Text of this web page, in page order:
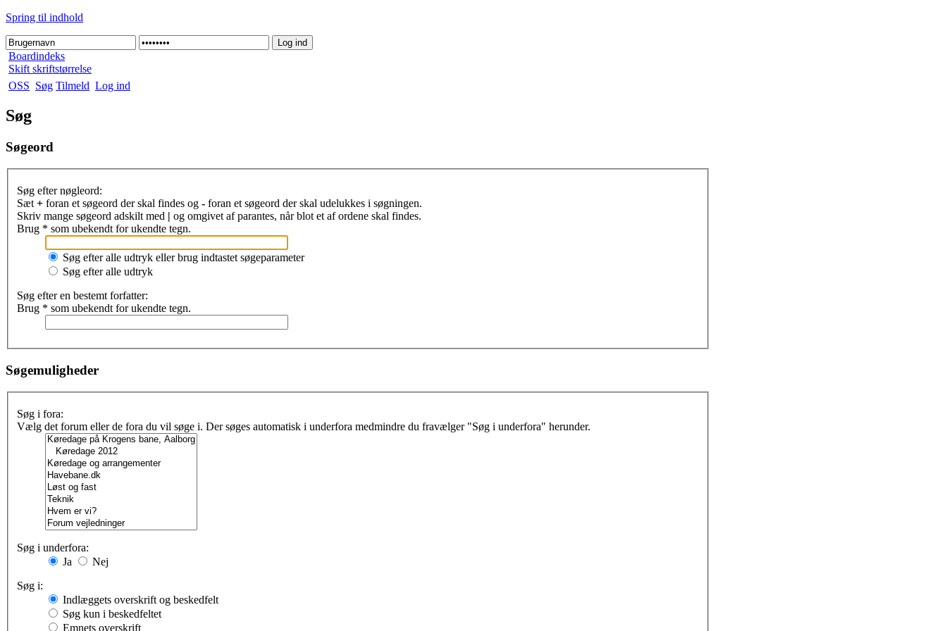
Spring til indhold
Boardindeks
Skift skriftstørrelse
OSS Søg Tilmeld Log ind
Søg
Søgeord
Søg efter nøgleord:
Sæt + foran et søgeord der skal findes og - foran et søgeord der skal udelukkes i søgningen.
Skriv mange søgeord adskilt med | og omgivet af parantes, når blot et af ordene skal findes.
Brug * som ubekendt for ukendte tegn.
Søg efter alle udtryk eller brug indtastet søgeparameter
Søg efter alle udtryk
Søg efter en bestemt forfatter:
Brug * som ubekendt for ukendte tegn.
Søgemuligheder
Søg i fora:
Vælg det forum eller de fora du vil søge i. Der søges automatisk i underfora medmindre du fravælger "Søg i underfora" herunder.
Søg i underfora:
Ja
Nej
Søg i:
Indlæggets overskrift og beskedfelt
Søg kun i beskedfeltet
Emnets overskrift